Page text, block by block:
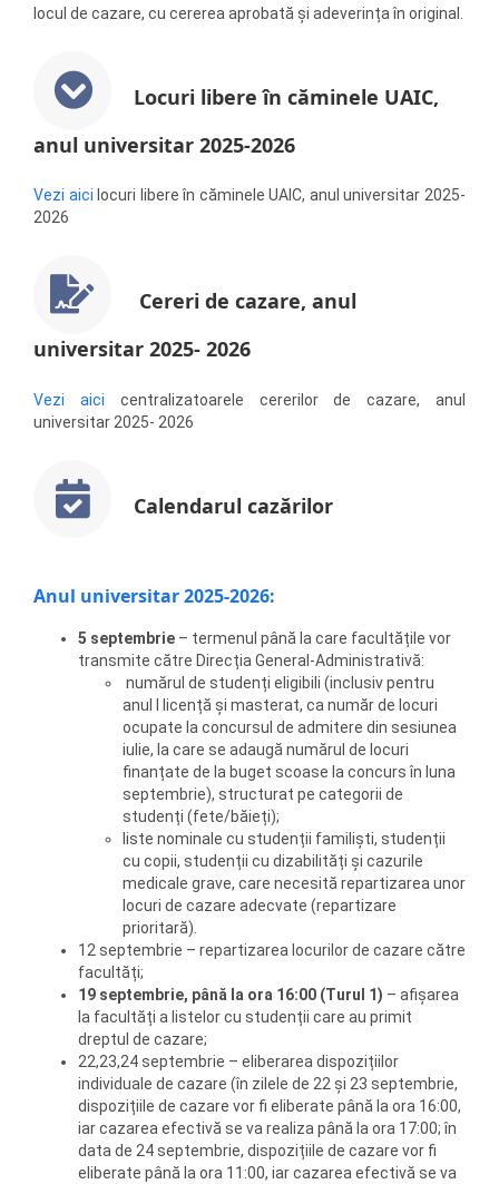
locul de cazare, cu cererea aprobată și adeverința în original.
Locuri libere în căminele UAIC,
anul universitar 2025-2026
Vezi aici locuri libere în căminele UAIC, anul universitar 2025-
2026
Cereri de cazare, anul
universitar 2025- 2026
Vezi aici centralizatoarele cererilor de cazare, anul
universitar 2025- 2026
Calendarul cazărilor
Anul universitar 2025-2026:
5 septembrie – termenul până la care facultățile vor
transmite către Direcția General-Administrativă:
numărul de studenți eligibili (inclusiv pentru
anul I licență și masterat, ca număr de locuri
ocupate la concursul de admitere din sesiunea
iulie, la care se adaugă numărul de locuri
finanțate de la buget scoase la concurs în luna
septembrie), structurat pe categorii de
studenți (fete/băieți);
liste nominale cu studenții familiști, studenții
cu copii, studenții cu dizabilități și cazurile
medicale grave, care necesită repartizarea unor
locuri de cazare adecvate (repartizare
prioritară).
12 septembrie – repartizarea locurilor de cazare către
facultăți;
19 septembrie, până la ora 16:00 (Turul 1) – afișarea
la facultăți a listelor cu studenții care au primit
dreptul de cazare;
22,23,24 septembrie – eliberarea dispozițiilor
individuale de cazare (în zilele de 22 și 23 septembrie,
dispozițiile de cazare vor fi eliberate până la ora 16:00,
iar cazarea efectivă se va realiza până la ora 17:00; în
data de 24 septembrie, dispozițiile de cazare vor fi
eliberate până la ora 11:00, iar cazarea efectivă se va